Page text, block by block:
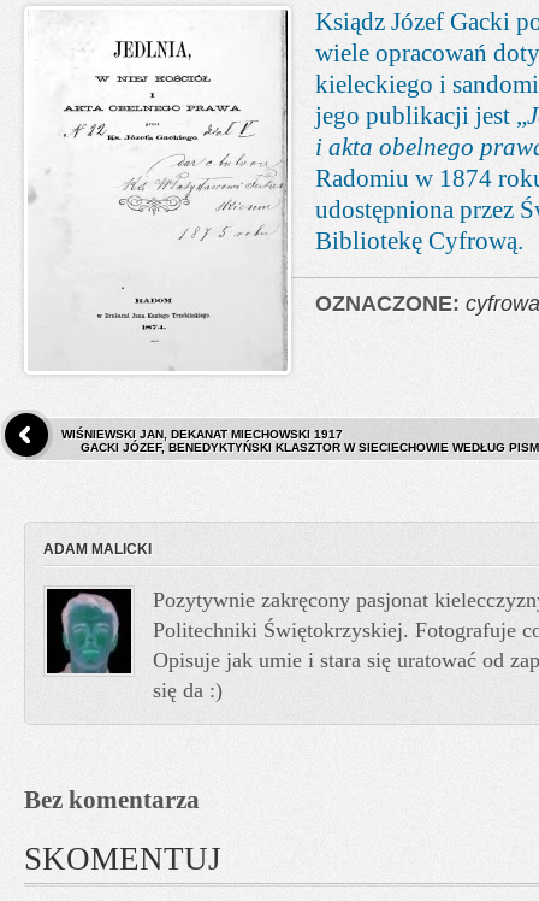
Ksiądz Józef Gacki
wiele opracowań
kieleckiego i
jego publikacji jest „
i akta obelnego
Radomiu w 1874
udostępniona przez
Bibliotekę Cyfrową.
OZNACZONE: cyfrowa
WIŚNIEWSKI JAN, DEKANAT MIECHOWSKI 1917
GACKI JÓZEF, BENEDYKTYŃSKI KLASZTOR W SIECIECHOWIE WEDŁUG
ADAM MALICKI
Pozytywnie zakręcony pasjonat
Politechniki Świętokrzyskiej. Fotografuje
Opisuje jak umie i stara się uratować od
się da :)
Bez komentarza
SKOMENTUJ